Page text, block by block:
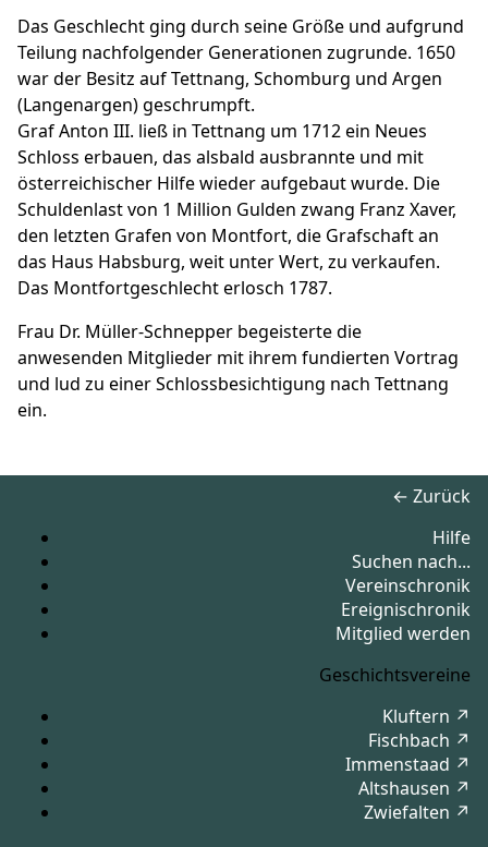
Das Geschlecht ging durch seine Größe und aufgrund
Teilung nachfolgender Generationen zugrunde. 1650
war der Besitz auf Tettnang, Schomburg und Argen
(Langenargen) geschrumpft.
Graf Anton III. ließ in Tettnang um 1712 ein Neues
Schloss erbauen, das alsbald ausbrannte und mit
österreichischer Hilfe wieder aufgebaut wurde. Die
Schuldenlast von 1 Million Gulden zwang Franz Xaver,
den letzten Grafen von Montfort, die Grafschaft an
das Haus Habsburg, weit unter Wert, zu verkaufen.
Das Montfortgeschlecht erlosch 1787.
Frau Dr. Müller-Schnepper begeisterte die
anwesenden Mitglieder mit ihrem fundierten Vortrag
und lud zu einer Schlossbesichtigung nach Tettnang
ein.
← Zurück
Hilfe
Suchen nach...
Vereinschronik
Ereignischronik
Mitglied werden
Geschichtsvereine
Kluftern ↗
Fischbach ↗
Immenstaad ↗
Altshausen ↗
Zwiefalten ↗